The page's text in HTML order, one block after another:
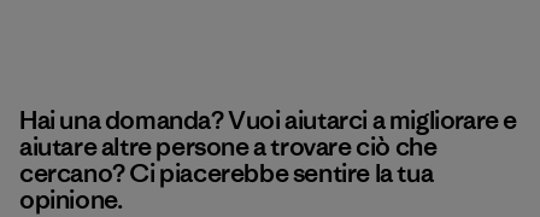
Hai una domanda? Vuoi aiutarci a migliorare e
aiutare altre persone a trovare ciò che
cercano? Ci piacerebbe sentire la tua
opinione.